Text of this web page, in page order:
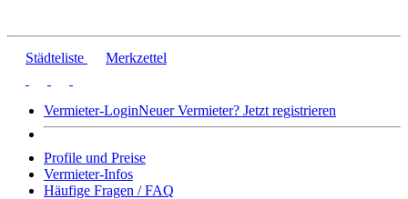
Städteliste Merkzettel
Vermieter-LoginNeuer Vermieter? Jetzt registrieren
Profile und Preise
Vermieter-Infos
Häufige Fragen / FAQ